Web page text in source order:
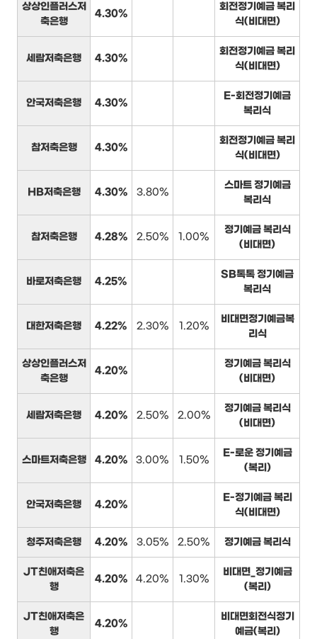
상상인플러스저
축은행
4.30%
회전정기예금 복리
식(비대면)
세람저축은행 4.30%
회전정기예금 복리
식(비대면)
안국저축은행 4.30%
E-회전정기예금
복리식
참저축은행 4.30%
회전정기예금 복리
식(비대면)
HB저축은행 4.30% 3.80%
스마트 정기예금
복리식
참저축은행 4.28% 2.50% 1.00%
정기예금 복리식
(비대면)
바로저축은행 4.25%
SB톡톡 정기예금
복리식
대한저축은행 4.22% 2.30% 1.20%
비대면정기예금복
리식
상상인플러스저
축은행
4.20%
정기예금 복리식
(비대면)
세람저축은행 4.20% 2.50% 2.00%
정기예금 복리식
(비대면)
스마트저축은행 4.20% 3.00% 1.50%
E-로운 정기예금
(복리)
안국저축은행 4.20%
E-정기예금 복리
식(비대면)
청주저축은행 4.20% 3.05% 2.50% 정기예금 복리식
JT친애저축은
행
4.20% 4.20% 1.30%
비대면_정기예금
(복리)
JT친애저축은
행
4.20%
비대면회전식정기
예금(복리)